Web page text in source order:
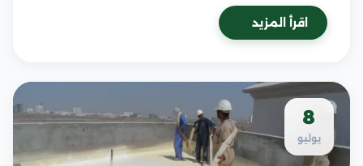
اقرأ المزيد
8
يوليو